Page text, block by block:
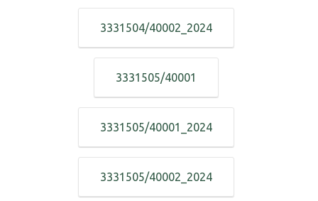
3331504/40002_2024
3331505/40001
3331505/40001_2024
3331505/40002_2024